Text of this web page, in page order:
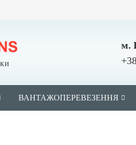
м.
ВАНТАЖОПЕРЕВЕЗЕННЯ